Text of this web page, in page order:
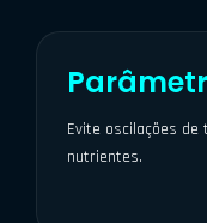
Evite oscilações de
nutrientes.